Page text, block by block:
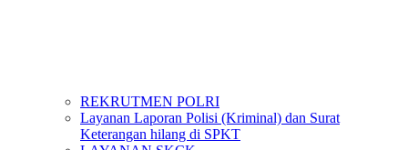
REKRUTMEN POLRI
Layanan Laporan Polisi (Kriminal) dan Surat
Keterangan hilang di SPKT